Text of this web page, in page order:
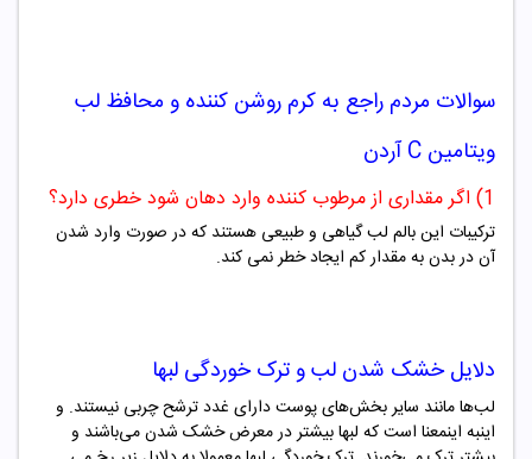
سوالات مردم راجع به کرم روشن کننده و محافظ لب
ویتامین C آردن
1) اگر مقداری از مرطوب کننده وارد دهان شود خطری دارد؟
ترکیبات این بالم لب گیاهی و طبیعی هستند که در صورت وارد شدن
آن در بدن به مقدار کم ایجاد خطر نمی کند.
دلایل خشک شدن لب و ترک خوردگی لبها
لب‌ها مانند سایر بخش‌های پوست دارای غدد ترشح چربی نیستند. و
اینبه اینمعنا است که لبها بیشتر در معرض خشک شدن می‌باشند و